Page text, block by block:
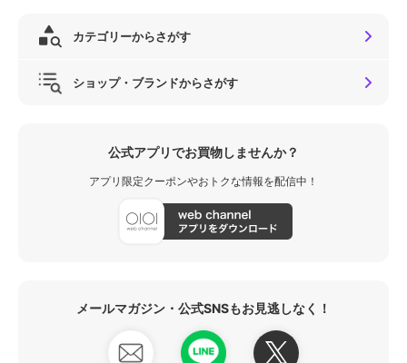
カテゴリーからさがす
ショップ・ブランドからさがす
公式アプリでお買物しませんか？
アプリ限定クーポンやおトクな情報を配信中！
メールマガジン・公式SNSもお見逃しなく！